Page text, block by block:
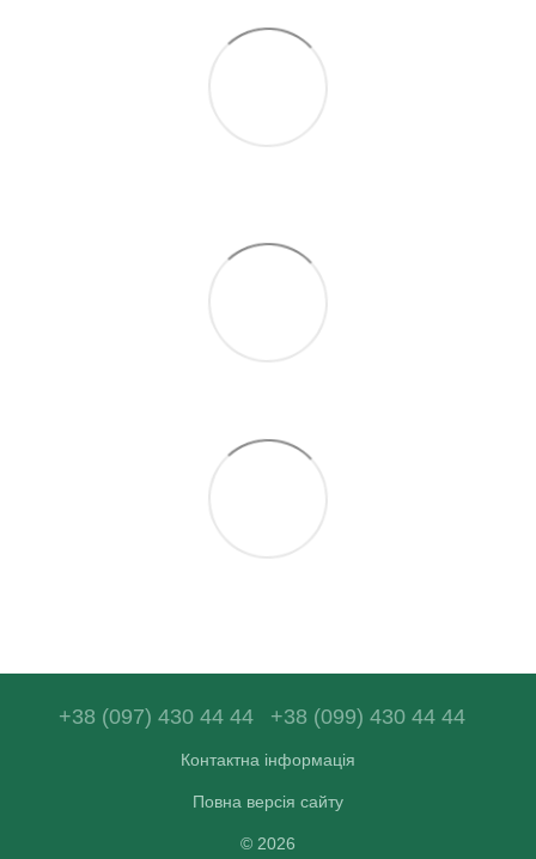
+38 (097) 430 44 44 +38 (099) 430 44 44
Контактна інформація
Повна версія сайту
© 2026